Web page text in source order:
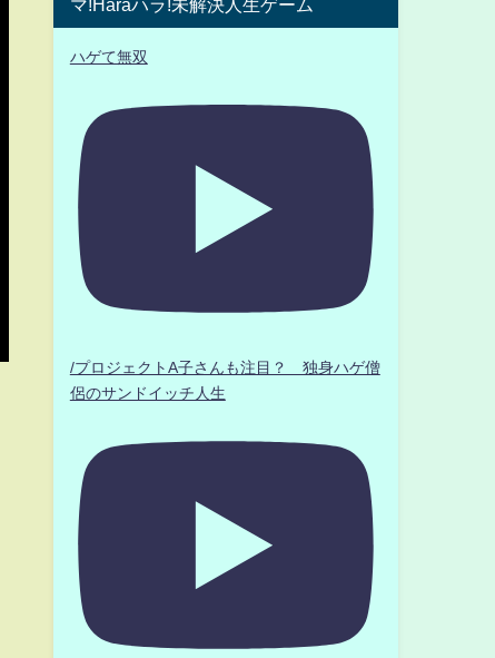
マ!Haraハラ!未解決人生ゲーム
ハゲて無双
/プロジェクトA子さんも注目？ 独身ハゲ僧
侶のサンドイッチ人生